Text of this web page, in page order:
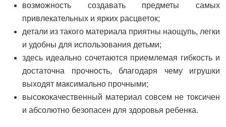
возможность создавать предметы самых
привлекательных и ярких расцветок;
детали из такого материала приятны наощупь, легки
и удобны для использования детьми;
здесь идеально сочетаются приемлемая гибкость и
достаточна прочность, благодаря чему игрушки
выходят максимально прочными;
высококачественный материал совсем не токсичен
и абсолютно безопасен для здоровья ребенка.